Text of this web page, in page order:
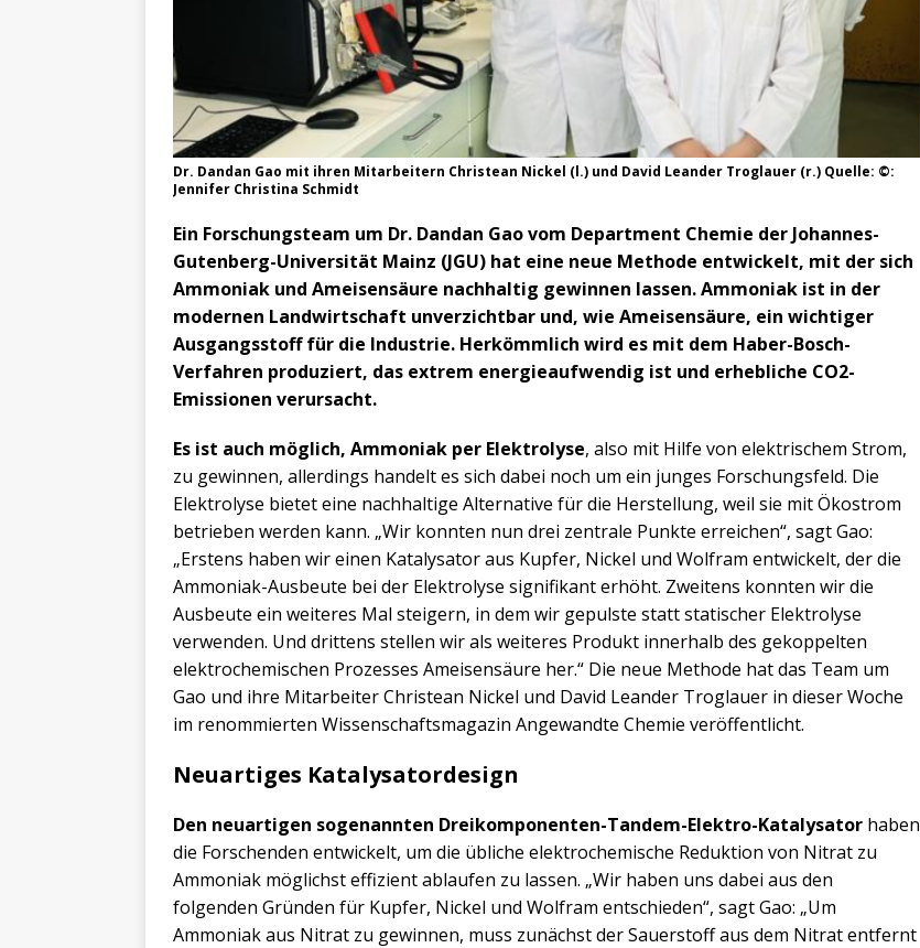
Dr. Dandan Gao mit ihren Mitarbeitern Christean Nickel (l.) und David Leander Troglauer (r.) Quelle: ©:
Jennifer Christina Schmidt
Ein Forschungsteam um Dr. Dandan Gao vom Department Chemie der Johannes-
Gutenberg-Universität Mainz (JGU) hat eine neue Methode entwickelt, mit der sich
Ammoniak und Ameisensäure nachhaltig gewinnen lassen. Ammoniak ist in der
modernen Landwirtschaft unverzichtbar und, wie Ameisensäure, ein wichtiger
Ausgangsstoff für die Industrie. Herkömmlich wird es mit dem Haber-Bosch-
Verfahren produziert, das extrem energieaufwendig ist und erhebliche CO2-
Emissionen verursacht.
Es ist auch möglich, Ammoniak per Elektrolyse, also mit Hilfe von elektrischem Strom,
zu gewinnen, allerdings handelt es sich dabei noch um ein junges Forschungsfeld. Die
Elektrolyse bietet eine nachhaltige Alternative für die Herstellung, weil sie mit Ökostrom
betrieben werden kann. „Wir konnten nun drei zentrale Punkte erreichen“, sagt Gao:
„Erstens haben wir einen Katalysator aus Kupfer, Nickel und Wolfram entwickelt, der die
Ammoniak-Ausbeute bei der Elektrolyse signifikant erhöht. Zweitens konnten wir die
Ausbeute ein weiteres Mal steigern, in dem wir gepulste statt statischer Elektrolyse
verwenden. Und drittens stellen wir als weiteres Produkt innerhalb des gekoppelten
elektrochemischen Prozesses Ameisensäure her.“ Die neue Methode hat das Team um
Gao und ihre Mitarbeiter Christean Nickel und David Leander Troglauer in dieser Woche
im renommierten Wissenschaftsmagazin Angewandte Chemie veröffentlicht.
Neuartiges Katalysatordesign
Den neuartigen sogenannten Dreikomponenten-Tandem-Elektro-Katalysator haben
die Forschenden entwickelt, um die übliche elektrochemische Reduktion von Nitrat zu
Ammoniak möglichst effizient ablaufen zu lassen. „Wir haben uns dabei aus den
folgenden Gründen für Kupfer, Nickel und Wolfram entschieden“, sagt Gao: „Um
Ammoniak aus Nitrat zu gewinnen, muss zunächst der Sauerstoff aus dem Nitrat entfernt